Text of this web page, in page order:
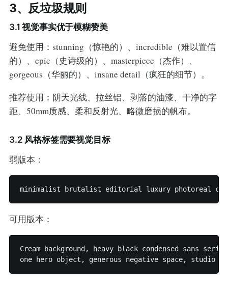
3、反垃圾规则
3.1 视觉事实优于模糊赞美
避免使用：stunning（惊艳的）、incredible（难以置信
的）、epic（史诗级的）、masterpiece（杰作）、
gorgeous（华丽的）、insane detail（疯狂的细节）。
推荐使用：阴天光线、拉丝铝、剥落的油漆、干净的字
距、50mm质感、柔和反射光、略微磨损的帆布。
3.2 风格标签需要视觉目标
弱版本：
可用版本：
Cream background, heavy black condensed sans